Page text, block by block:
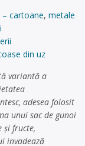
cartoane, metale
din uz
variantă a
adesea folosit
unui sac de gunoi
și fructe,
invadează